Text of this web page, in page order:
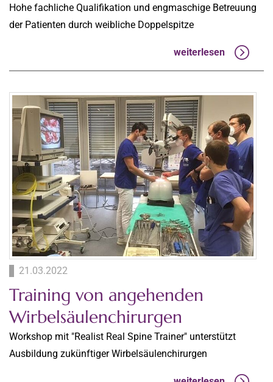
Hohe fachliche Qualifikation und engmaschige Betreuung
der Patienten durch weibliche Doppelspitze
weiterlesen
21.03.2022
Training von angehenden
Wirbelsäulenchirurgen
Workshop mit "Realist Real Spine Trainer" unterstützt
Ausbildung zukünftiger Wirbelsäulenchirurgen